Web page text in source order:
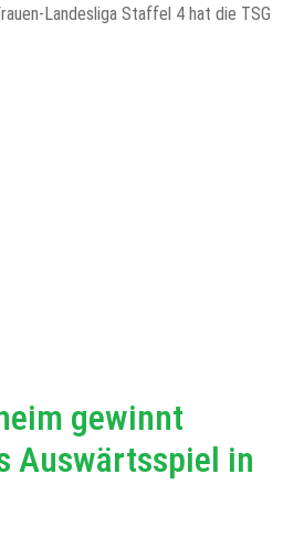
Landesliga Staffel 4 hat die TSG
gewinnt
Auswärtsspiel in